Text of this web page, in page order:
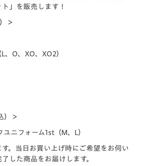
」を販売します！
＞
、O、XO、XO2）
）＞
ニフォーム1st（M、L）
。当日お買い上げ時にご希望をお伺い
した商品をお届けします。